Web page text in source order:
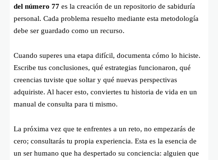
del número 77 es la creación de un repositorio de sabiduría
personal. Cada problema resuelto mediante esta metodología
debe ser guardado como un recurso.
Cuando superes una etapa difícil, documenta cómo lo hiciste.
Escribe tus conclusiones, qué estrategias funcionaron, qué
creencias tuviste que soltar y qué nuevas perspectivas
adquiriste. Al hacer esto, conviertes tu historia de vida en un
manual de consulta para ti mismo.
La próxima vez que te enfrentes a un reto, no empezarás de
cero; consultarás tu propia experiencia. Esta es la esencia de
un ser humano que ha despertado su conciencia: alguien que